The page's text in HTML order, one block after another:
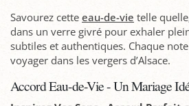
Savourez cette eau-de-vie telle
dans un verre givré pour exhaler
subtiles et authentiques. Chaque
voyager dans les vergers d’Alsace.
Accord Eau-de-Vie - Un Mariage